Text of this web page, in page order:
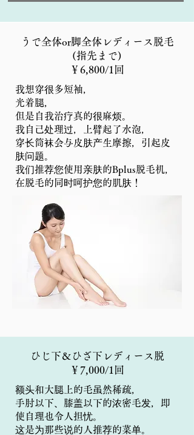
うで全体or脚全体レディース脱毛
(指先まで)
​￥6,800/1回
我想穿很多短袖，
光着腿，
但是自我治疗真的很麻烦。
我自己处理过，上臂起了水泡，
穿长筒袜会与皮肤产生摩擦，引起皮
肤问题。
我们推荐您使用亲肤的Bplus脱毛机，
在脱毛的同时呵护您的肌肤！
ひじ下＆ひざ下レディース脱
￥7,000/1回
额头和大腿上的毛虽然稀疏，
手肘以下、膝盖以下的浓密毛发，即
使自理也令人担忧。
这是为那些说的人推荐的菜单。